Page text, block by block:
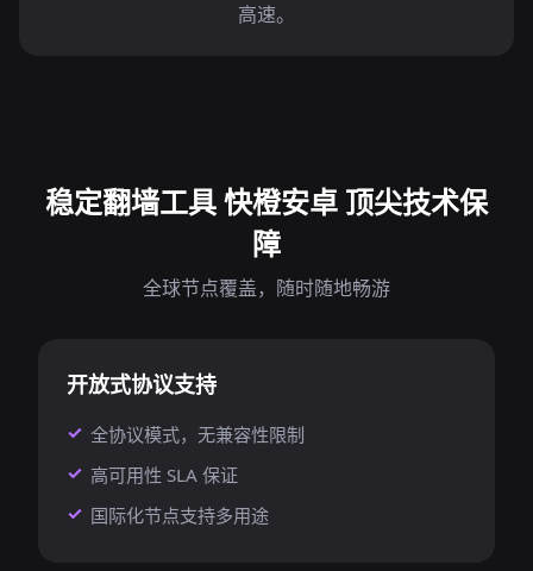
高速。
稳定翻墙工具 快橙安卓 顶尖技术保
障
全球节点覆盖，随时随地畅游
开放式协议支持
全协议模式，无兼容性限制
高可用性 SLA 保证
国际化节点支持多用途